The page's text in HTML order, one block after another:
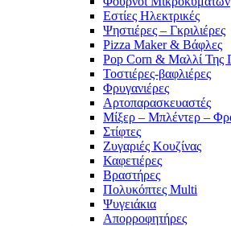
Εστίες Ηλεκτρικές
Ψηστιέρες – Γκριλιέρες
Pizza Maker & Βάφλες
Pop Corn & Μαλλί Της
Τοστιέρες-βαφλιέρες
Φρυγανιέρες
Αρτοπαρασκευαστές
Μίξερ – Μπλέντερ –
Στίφτες
Ζυγαριές Κουζίνας
Καφετιέρες
Βραστήρες
Πολυκόπτες Multi
Ψυγειάκια
Απορροφητήρες